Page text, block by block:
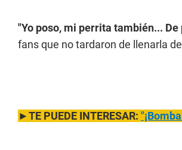
"Yo poso, mi perrita también...
fans que no tardaron de llenarla
►TE PUEDE INTERESAR: